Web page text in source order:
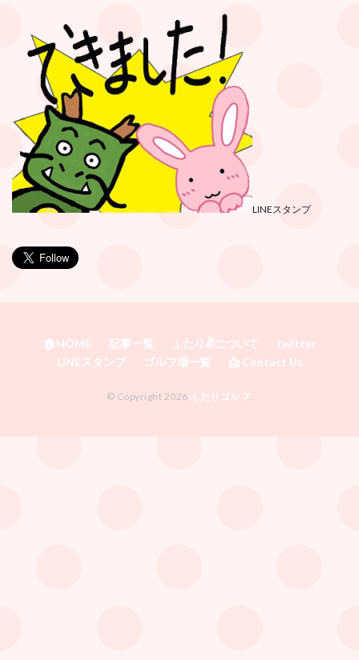
LINEスタンプ
🏠HOME 記事一覧 ふたり✌️について
twitter
LINEスタンプ
ゴルフ場一覧 📩 Contact Us
© Copyright 2026 ふたりゴルフ.